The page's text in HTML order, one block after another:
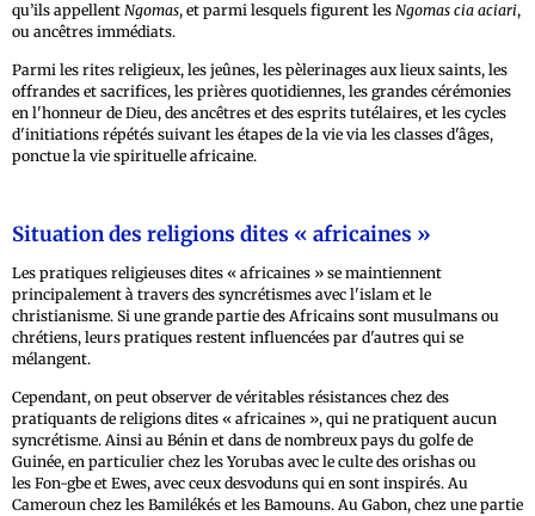
qu’ils appellent Ngomas, et parmi lesquels figurent les Ngomas cia aciari,
ou ancêtres immédiats.
Parmi les rites religieux, les jeûnes, les pèlerinages aux lieux saints, les
offrandes et sacrifices, les prières quotidiennes, les grandes cérémonies
en l'honneur de Dieu, des ancêtres et des esprits tutélaires, et les cycles
d'initiations répétés suivant les étapes de la vie via les classes d'âges,
ponctue la vie spirituelle africaine.
Situation des religions dites « africaines »
Les pratiques religieuses dites « africaines » se maintiennent
principalement à travers des syncrétismes avec l'islam et le
christianisme. Si une grande partie des Africains sont musulmans ou
chrétiens, leurs pratiques restent influencées par d'autres qui se
mélangent.
Cependant, on peut observer de véritables résistances chez des
pratiquants de religions dites « africaines », qui ne pratiquent aucun
syncrétisme. Ainsi au Bénin et dans de nombreux pays du golfe de
Guinée, en particulier chez les Yorubas avec le culte des orishas ou
les Fon-gbe et Ewes, avec ceux desvoduns qui en sont inspirés. Au
Cameroun chez les Bamilékés et les Bamouns. Au Gabon, chez une partie